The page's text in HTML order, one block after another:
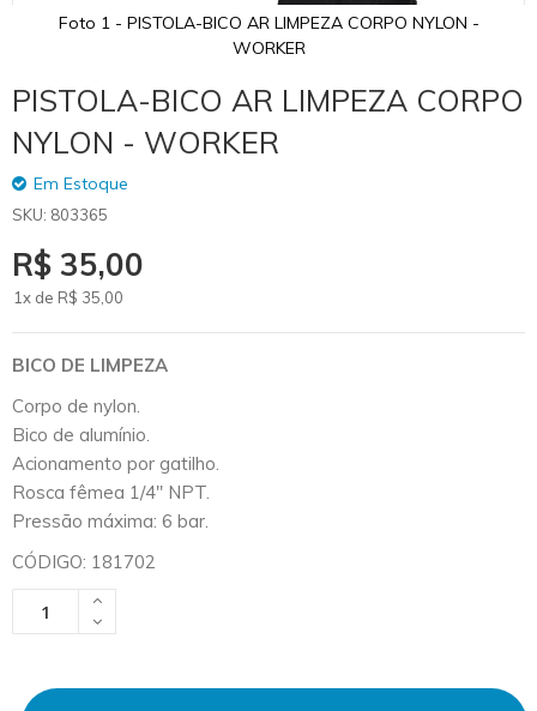
PISTOLA-BICO AR LIMPEZA CORPO
NYLON - WORKER
Em Estoque
SKU 803365
R$ 35,00
1x de R$ 35 ,00
BICO DE LIMPEZA
Corpo de nylon.
Bico de alumínio.
Acionamento por gatilho.
Rosca fêmea 1/4" NPT.
Pressão máxima: 6 bar.
CÓDIGO: 181702
Foto 1 - PISTOLA-BICO AR LIMPEZA CORPO NYLON -
WORKER
Skip
to
the
beginning
of
the
images